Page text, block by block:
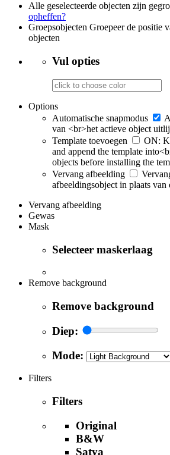
Alle geselecteerde objecten zijn
opheffen?
Groepsobjecten Groepeer de positie
objecten
Vul opties
Options
Automatische snapmodus
van <br>het actieve object
Template toevoegen
ON:
and append the template
objects before installing the
Vervang afbeelding
afbeeldingsobject in plaats van
Vervang afbeelding
Gewas
Mask
Selecteer maskerlaag
Remove background
Remove background
Diep:
Mode:
Filters
Filters
Original
B&W
Satya